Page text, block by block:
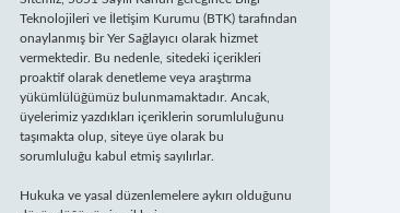
Teknolojileri ve İletişim Kurumu (BTK) tarafından
onaylanmış bir Yer Sağlayıcı olarak hizmet
vermektedir. Bu nedenle, sitedeki içerikleri
proaktif olarak denetleme veya araştırma
yükümlülüğümüz bulunmamaktadır. Ancak,
üyelerimiz yazdıkları içeriklerin sorumluluğunu
taşımakta olup, siteye üye olarak bu
sorumluluğu kabul etmiş sayılırlar.
Hukuka ve yasal düzenlemelere aykırı olduğunu